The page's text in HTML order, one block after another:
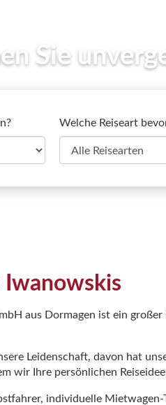
Welche Reiseart
aus Dormagen ist ein
Leidenschaft, davon hat
wir Ihre persönlichen
individuelle